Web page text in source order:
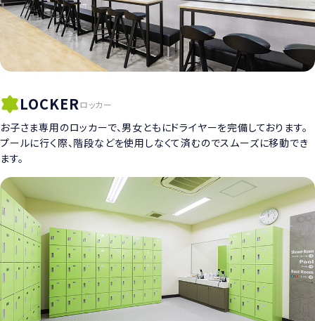
LOCKERロッカー
お子さま専用のロッカーで、男女ともにドライヤーを完備しております。
プールに行く際、階段などを使用しなくて済むのでスムーズに移動でき
ます。